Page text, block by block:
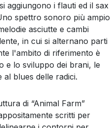
aggiungono i flauti ed il sax
spettro sonoro più ampio
asciutte e cambi
in cui si alternano parti
l'ambito di riferimento è
e lo sviluppo dei brani, le
blues delle radici.
di “Animal Farm”
scritti per